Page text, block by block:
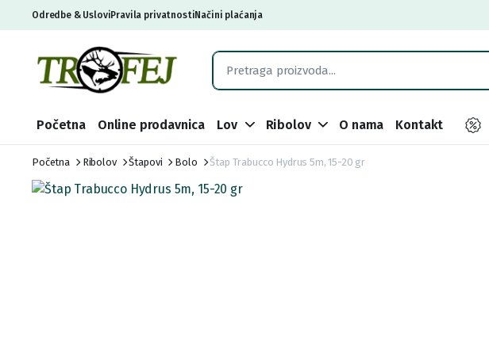
Odredbe & UsloviPravila privatnostiNačini plaćanja
Početna Online prodavnica Lov Ribolov O nama Kontakt
Početna Ribolov Štapovi Bolo Štap Trabucco Hydrus 5m, 15-20 gr